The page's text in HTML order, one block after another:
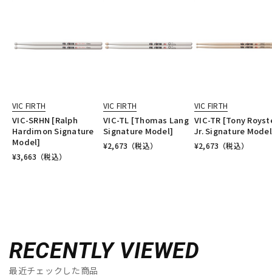
VIC FIRTH
VIC-SRHN [Ralph
Hardimon Signature
Model]
¥3,663 （税込）
VIC FIRTH
VIC-TL [Thomas Lang
Signature Model]
¥2,673 （税込）
VIC FIRTH
VIC-TR [Tony
Jr. Signature
¥2,673 （税込）
RECENTLY VIEWED
最近チェックした商品